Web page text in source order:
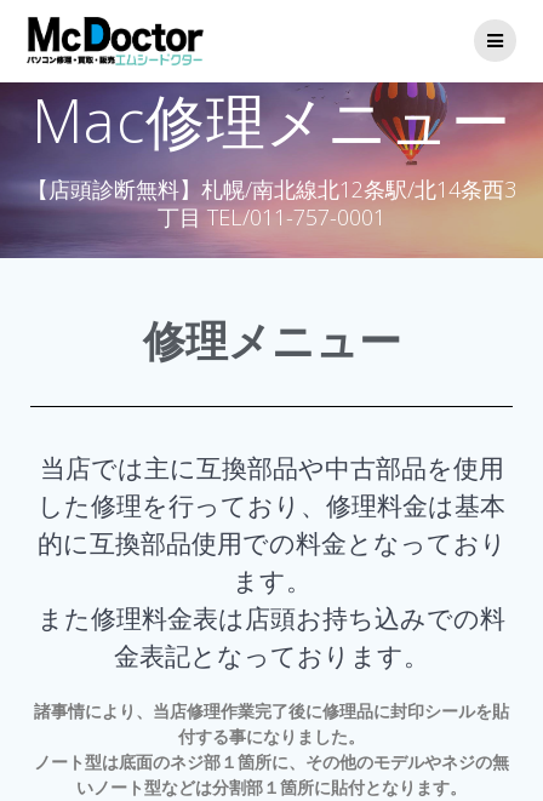
Mac修理メニュー
【店頭診断無料】札幌/南北線北12条駅/北14条西3
丁目 TEL/011-757-0001
修理メニュー
当店では主に互換部品や中古部品を使用
した修理を行っており、修理料金は基本
的に互換部品使用での料金となっており
ます。
また修理料金表は店頭お持ち込みでの料
金表記となっております。
諸事情により、当店修理作業完了後に修理品に封印シールを貼
付する事になりました。
ノート型は底面のネジ部１箇所に、その他のモデルやネジの無
いノート型などは分割部１箇所に貼付となります。